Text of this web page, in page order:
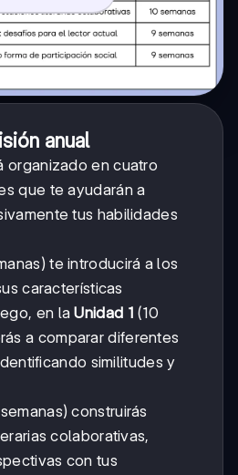
anual
organizado en cuatro
que te ayudarán a
tus habilidades
te introducirá a los
características
en laUnidad 1(10
a comparar diferentes
similitudes y
construirás
colaborativas,
con tus